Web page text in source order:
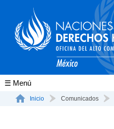
Conócenos
Inicio Comunicados